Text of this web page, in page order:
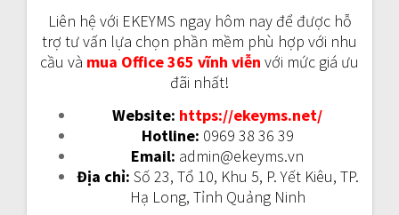
Liên hệ với EKEYMS ngay hôm nay để được hỗ
trợ tư vấn lựa chọn phần mềm phù hợp với nhu
cầu và mua Office 365 vĩnh viễn với mức giá ưu
đãi nhất!
Website: https://ekeyms.net/
Hotline: 0969 38 36 39
Email: admin@ekeyms.vn
Địa chỉ: Số 23, Tổ 10, Khu 5, P. Yết Kiêu, TP.
Hạ Long, Tỉnh Quảng Ninh